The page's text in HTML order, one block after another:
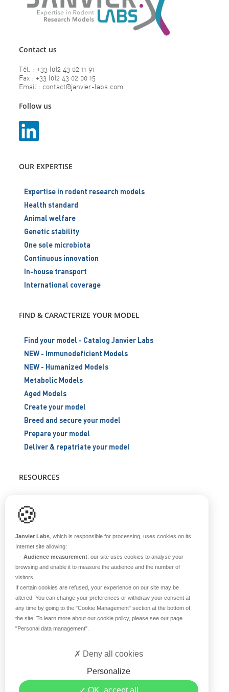
Contact us
Tél. : +33 (0)2 43 02 11 91
Fax : +33 (0)2 43 02 00 15
Email : contact@janvier-labs.com
Follow us
OUR EXPERTISE
Expertise in rodent research models
Health standard
Animal welfare
Genetic stability
One sole microbiota
Continuous innovation
In-house transport
International coverage
FIND & CARACTERIZE YOUR MODEL
Find your model - Catalog Janvier Labs
NEW - Immunodeficient Models
NEW - Humanized Models
Metabolic Models
Aged Models
Create your model
Breed and secure your model
Prepare your model
Deliver & repatriate your model
RESOURCES
Blog
ABOUT US
Historical overview
Our teams
Values
©2019 Janvier Labs –Legal Mentions–
🍪
Janvier Labs , which is responsible for processing, uses cookies on its
Internet site allowing:
- Audience measurement: our site uses cookies to analyse your
browsing and enable it to measure the audience and the number of
visitors.
If certain cookies are refused, your experience on our site may be
altered. You can change your preferences or withdraw your consent at
any time by going to the "Cookie Management" section at the bottom of
the site. To learn more about our cookie policy, please see our page
"Personal data management"
OK, accept all
Personalize
Deny all cookies